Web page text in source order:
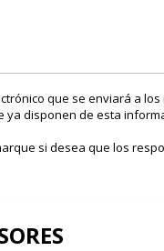
que se enviará a
ya disponen de esta
si desea que los